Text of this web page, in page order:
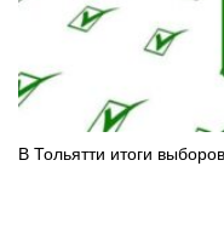
В Тольятти итоги